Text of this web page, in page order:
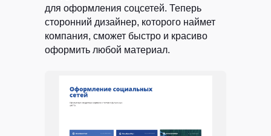
для оформления соцсетей. Теперь
сторонний дизайнер, которого наймет
компания, сможет быстро и красиво
оформить любой материал.